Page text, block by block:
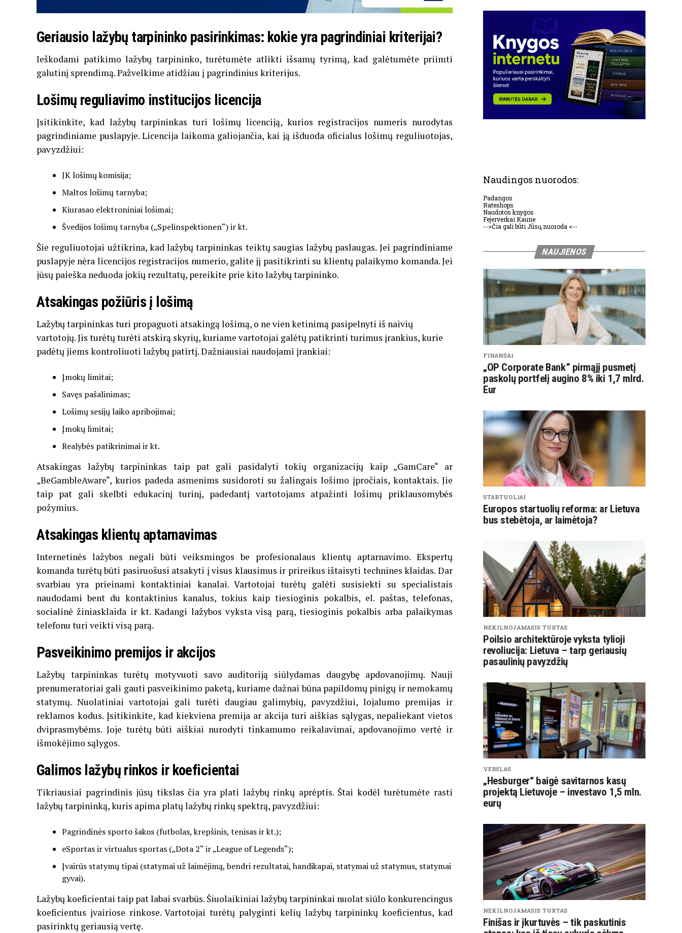
Geriausio lažybų tarpininko pasirinkimas: kokie yra pagrindiniai kriterijai?
Ieškodami patikimo lažybų tarpininko, turėtumėte atlikti išsamų tyrimą, kad galėtumėte priimti
galutinį sprendimą. Pažvelkime atidžiau į pagrindinius kriterijus.
Lošimų reguliavimo institucijos licencija
Įsitikinkite, kad lažybų tarpininkas turi lošimų licenciją, kurios registracijos numeris nurodytas
pagrindiniame puslapyje. Licencija laikoma galiojančia, kai ją išduoda oficialus lošimų reguliuotojas,
pavyzdžiui:
JK lošimų komisija;
Maltos lošimų tarnyba;
Kiurasao elektroniniai lošimai;
Švedijos lošimų tarnyba („Spelinspektionen“) ir kt.
Šie reguliuotojai užtikrina, kad lažybų tarpininkas teiktų saugias lažybų paslaugas. Jei pagrindiniame
puslapyje nėra licencijos registracijos numerio, galite jį pasitikrinti su klientų palaikymo komanda. Jei
jūsų paieška neduoda jokių rezultatų, pereikite prie kito lažybų tarpininko.
Atsakingas požiūris į lošimą
Lažybų tarpininkas turi propaguoti atsakingą lošimą, o ne vien ketinimą pasipelnyti iš naivių
vartotojų. Jis turėtų turėti atskirą skyrių, kuriame vartotojai galėtų patikrinti turimus įrankius, kurie
padėtų jiems kontroliuoti lažybų patirtį. Dažniausiai naudojami įrankiai:
Įmokų limitai;
Savęs pašalinimas;
Lošimų sesijų laiko apribojimai;
Įmokų limitai;
Realybės patikrinimai ir kt.
Atsakingas lažybų tarpininkas taip pat gali pasidalyti tokių organizacijų kaip „GamCare“ ar
„BeGambleAware“, kurios padeda asmenims susidoroti su žalingais lošimo įpročiais, kontaktais. Jie
taip pat gali skelbti edukacinį turinį, padedantį vartotojams atpažinti lošimų priklausomybės
požymius.
Atsakingas klientų aptarnavimas
Internetinės lažybos negali būti veiksmingos be profesionalaus klientų aptarnavimo. Ekspertų
komanda turėtų būti pasiruošusi atsakyti į visus klausimus ir prireikus ištaisyti technines klaidas. Dar
svarbiau yra prieinami kontaktiniai kanalai. Vartotojai turėtų galėti susisiekti su specialistais
naudodami bent du kontaktinius kanalus, tokius kaip tiesioginis pokalbis, el. paštas, telefonas,
socialinė žiniasklaida ir kt. Kadangi lažybos vyksta visą parą, tiesioginis pokalbis arba palaikymas
telefonu turi veikti visą parą.
Pasveikinimo premijos ir akcijos
Lažybų tarpininkas turėtų motyvuoti savo auditoriją siūlydamas daugybę apdovanojimų. Nauji
prenumeratoriai gali gauti pasveikinimo paketą, kuriame dažnai būna papildomų pinigų ir nemokamų
statymų. Nuolatiniai vartotojai gali turėti daugiau galimybių, pavyzdžiui, lojalumo premijas ir
reklamos kodus. Įsitikinkite, kad kiekviena premija ar akcija turi aiškias sąlygas, nepaliekant vietos
dviprasmybėms. Joje turėtų būti aiškiai nurodyti tinkamumo reikalavimai, apdovanojimo vertė ir
išmokėjimo sąlygos.
Galimos lažybų rinkos ir koeficientai
Tikriausiai pagrindinis jūsų tikslas čia yra plati lažybų rinkų aprėptis. Štai kodėl turėtumėte rasti
lažybų tarpininką, kuris apima platų lažybų rinkų spektrą, pavyzdžiui:
Pagrindinės sporto šakos (futbolas, krepšinis, tenisas ir kt.);
eSportas ir virtualus sportas („Dota 2“ ir „League of Legends“);
Įvairūs statymų tipai (statymai už laimėjimą, bendri rezultatai, handikapai, statymai už statymus, statymai
gyvai).
Lažybų koeficientai taip pat labai svarbūs. Šiuolaikiniai lažybų tarpininkai nuolat siūlo konkurencingus
koeficientus įvairiose rinkose. Vartotojai turėtų palyginti kelių lažybų tarpininkų koeficientus, kad
pasirinktų geriausią vertę.
Naudingos nuorodos:
Padangos
Rateshops
Naudotos knygos
Fejerverkai Kaune
-->Čia gali būti Jūsų nuoroda <--
NAUJIENOS
FINANSAI
„OP Corporate Bank” pirmąjį pusmetį
paskolų portfelį augino 8% iki 1,7 mlrd.
Eur
STARTUOLIAI
Europos startuolių reforma: ar Lietuva
bus stebėtoja, ar laimėtoja?
NEKILNOJAMASIS TURTAS
Poilsio architektūroje vyksta tylioji
revoliucija: Lietuva – tarp geriausių
pasaulinių pavyzdžių
VERSLAS
„Hesburger“ baigė savitarnos kasų
projektą Lietuvoje – investavo 1,5 mln.
eurų
NEKILNOJAMASIS TURTAS
Finišas ir įkurtuvės – tik paskutinis